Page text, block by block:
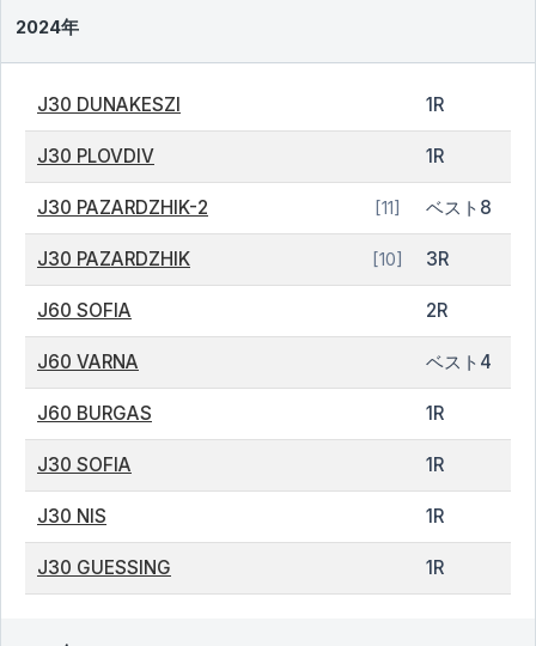
2024年
J30 DUNAKESZI 1R
J30 PLOVDIV 1R
J30 PAZARDZHIK-2 [11] ベスト8
J30 PAZARDZHIK [10] 3R
J60 SOFIA 2R
J60 VARNA ベスト4
J60 BURGAS 1R
J30 SOFIA 1R
J30 NIS 1R
J30 GUESSING 1R